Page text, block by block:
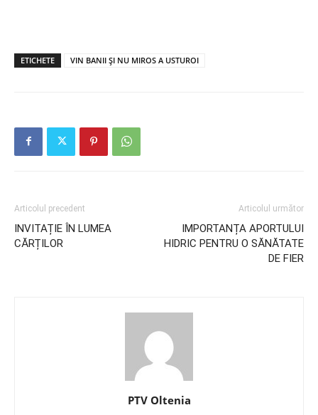
ETICHETE VIN BANII ȘI NU MIROS A USTUROI
Articolul precedent
INVITAȚIE ÎN LUMEA
CĂRȚILOR
Articolul următor
IMPORTANȚA APORTULUI
HIDRIC PENTRU O SĂNĂTATE
DE FIER
PTV Oltenia